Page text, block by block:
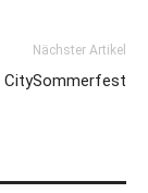
Nächster Artikel
CitySommerfest